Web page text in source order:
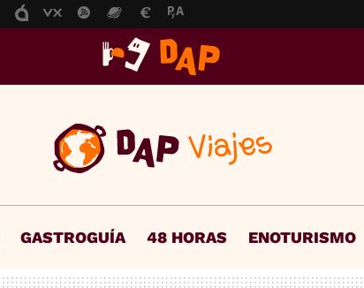
GASTROGUÍA 48 HORAS ENOTURISMO